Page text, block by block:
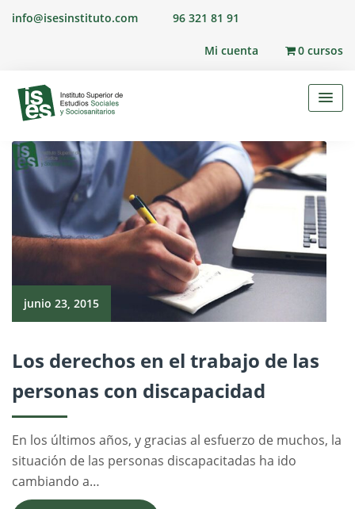
Skipinfo@isesinstituto.com 96 321 81 91
Mi cuenta 0 cursos
junio 23, 2015
Los derechos en el trabajo de las
personas con discapacidad
En los últimos años, y gracias al esfuerzo de muchos, la
situación de las personas discapacitadas ha ido
cambiando a…